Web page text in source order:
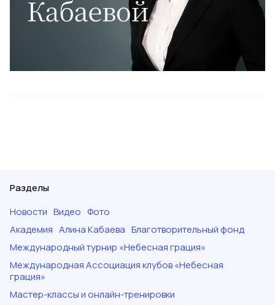
Разделы
Новости Видео Фото
Академия Алина Кабаева Благотворительный фонд
Международный турнир «Небесная грация»
Международная Ассоциация клубов «Небесная
грация»
Мастер-классы и онлайн-тренировки